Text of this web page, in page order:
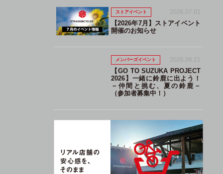
ストアイベント 2026.07.01
【2026年7月】ストアイベント
開催のお知らせ
メンバーズイベント 2026.06.21
【GO TO SUZUKA PROJECT
2026】一緒に鈴鹿に出よう！
－仲間と挑む、夏の鈴鹿－
（参加者募集中！）